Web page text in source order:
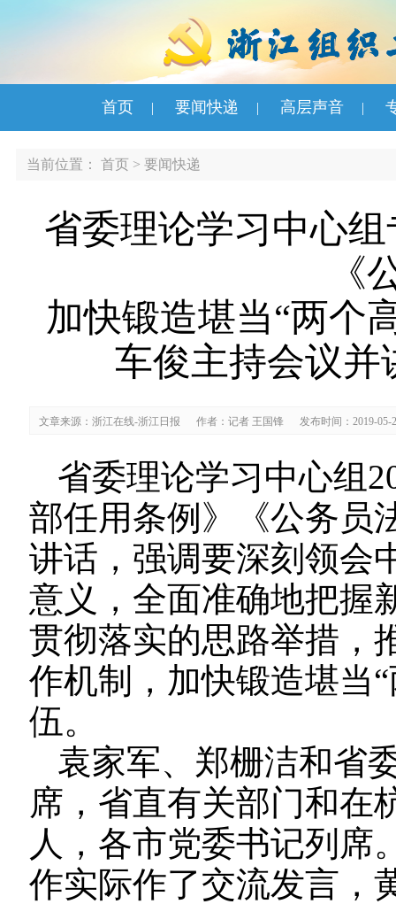
首页 | 要闻快递 | 高层声音 |
当前位置： 首页 > 要闻快递
省委理论学习中心
《
加快锻造堪当“两个
车俊主持会议并
文章来源：浙江在线-浙江日报 作者：记者 王国锋 发布时间：2019-05-
省委理论学习中心组
部任用条例》《公务员
讲话，强调要深刻领会
意义，全面准确地把握
贯彻落实的思路举措，
作机制，加快锻造堪当
伍。
袁家军、郑栅洁和省
席，省直有关部门和在
人，各市党委书记列席
作实际作了交流发言，